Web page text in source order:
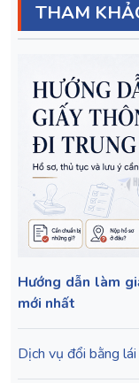
THAM
Hướng dẫn làm
mới nhất
Dịch vụ đổi bằng